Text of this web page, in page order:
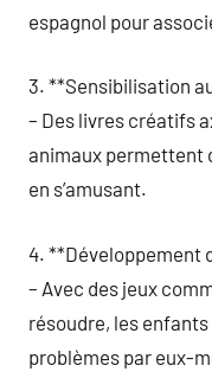
espagnol pour
3. **Sensibilisation
– Des livres créatifs
animaux permettent
en s’amusant.
4. **Développement
– Avec des jeux
résoudre, les
problèmes par eux-